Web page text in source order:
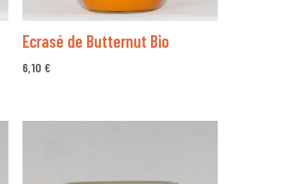
Ecrasé de Butternut Bio
6,10 €